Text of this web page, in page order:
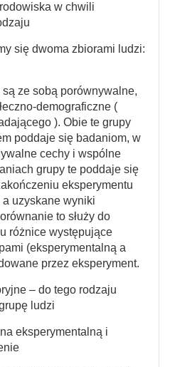
w chwili
się dwoma zbiorami ludzi:
ze sobą porównywalne,
demograficzne (
). Obie te grupy
poddaje się badaniom, w
cechy i wspólne
grupy te poddaje się
eksperymentu
uzyskane wyniki
to służy do
różnice występujące
(eksperymentalną a
przez eksperyment.
– do tego rodzaju
ludzi
eksperymentalną i